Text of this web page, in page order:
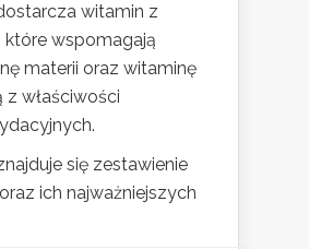
witamin z
które wspomagają
materii oraz witaminę
z właściwości
się zestawienie
ich najważniejszych